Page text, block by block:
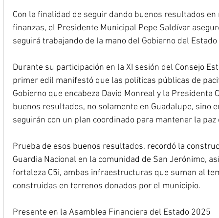
Con la finalidad de seguir dando buenos resultados
finanzas, el Presidente Municipal Pepe Saldívar
seguirá trabajando de la mano del Gobierno del
Durante su participación en la XI sesión del Consejo
primer edil manifestó que las políticas públicas de
Gobierno que encabeza David Monreal y la Presidenta
buenos resultados, no solamente en Guadalupe, sino
seguirán con un plan coordinado para mantener la
Prueba de esos buenos resultados, recordó la
Guardia Nacional en la comunidad de San Jerónimo,
fortaleza C5i, ambas infraestructuras que suman al
construidas en terrenos donados por el municipio.
Presente en la Asamblea Financiera del Estado 2025